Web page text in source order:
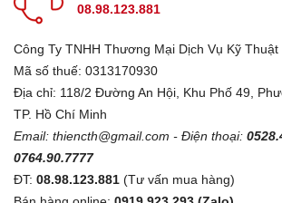
08.98.123.881
Công Ty TNHH Thương Mại Dịch Vụ Kỹ Thuật
Mã số thuế: 0313170930
Địa chỉ: 118/2 Đường An Hội, Khu Phố 49,
TP. Hồ Chí Minh
Email: thiencth@gmail.com - Điện thoại:
0764.90.7777
ĐT: 08.98.123.881 (Tư vấn mua hàng)